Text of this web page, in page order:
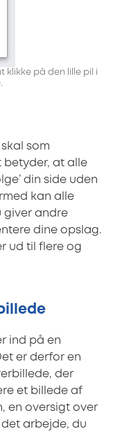
klikke på den lille pil i
som
at alle
din side uden
kan alle
giver andre
dine opslag.
ud til flere og
ind på en
er derfor en
der
et billede af
en oversigt over
arbejde, du